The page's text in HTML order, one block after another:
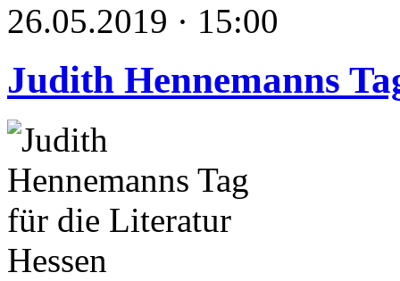
26.05.2019 · 15:00
Judith Hennemanns